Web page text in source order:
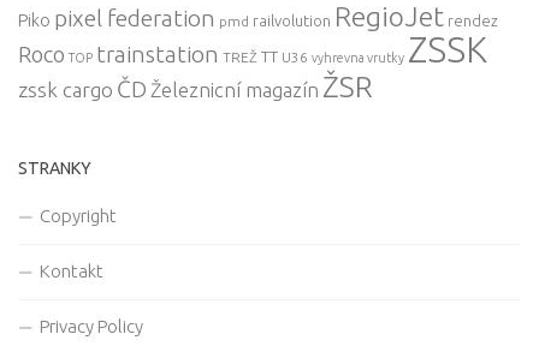
Piko pixel federation pmd railvolution RegioJet rendez
Roco TOP trainstation TREŽ TT U36 vyhrevna vrutky ZSSK
zssk cargo ČD Železnicní magazín ŽSR
STRANKY
Copyright
Kontakt
Privacy Policy